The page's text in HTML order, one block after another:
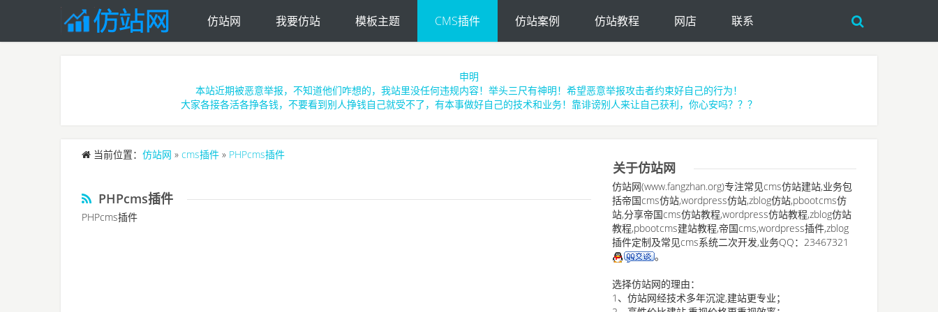
仿站网 我要仿站 模板主题 CMS插件 仿站案例 仿站教程 网店 联系
申明
本站近期被恶意举报，不知道他们咋想的，我站里没任何违规内容！举头三尺有神明！希望恶意举报攻击者约束好自己的行为！
大家各接各活各挣各钱，不要看到别人挣钱自己就受不了，有本事做好自己的技术和业务！靠诽谤别人来让自己获利，你心安吗？？？
当前位置： 仿站网 » cms插件 » PHPcms插件
PHPcms插件
PHPcms插件
关于仿站网
仿站网(www.fangzhan.org)专注常见cms仿站建站,业务包
括帝国cms仿站,wordpress仿站,zblog仿站,pbootcms仿
站,分享帝国cms仿站教程,wordpress仿站教程,zblog仿站
教程,pbootcms建站教程,帝国cms,wordpress插件,zblog
插件定制及常见cms系统二次开发,业务QQ：23467321
。
选择仿站网的理由：
1、仿站网经技术多年沉淀,建站更专业；